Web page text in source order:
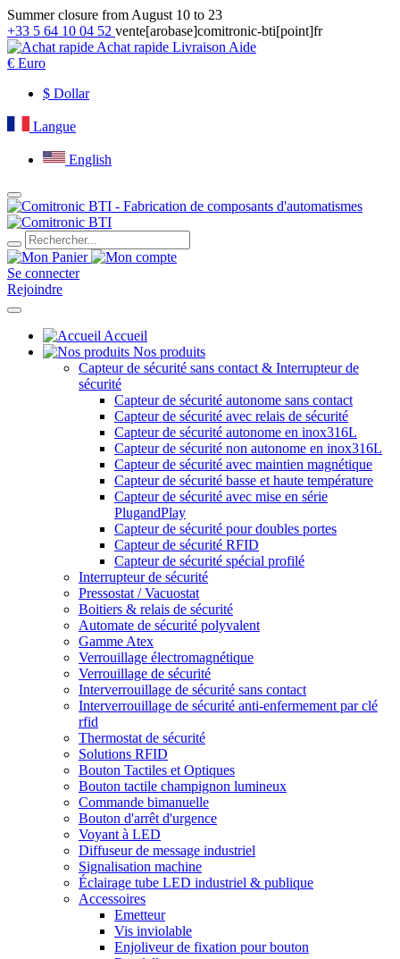
Summer closure from August 10 to 23
+33 5 64 10 04 52 vente[arobase]comitronic-bti[point]fr
Achat rapide Livraison Aide
€ Euro
$ Dollar
Langue
English
Se connecter
Rejoindre
Accueil
Nos produits
Capteur de sécurité sans contact & Interrupteur de
sécurité
Capteur de sécurité autonome sans contact
Capteur de sécurité avec relais de sécurité
Capteur de sécurité autonome en inox316L
Capteur de sécurité non autonome en inox316L
Capteur de sécurité avec maintien magnétique
Capteur de sécurité basse et haute température
Capteur de sécurité avec mise en série
PlugandPlay
Capteur de sécurité pour doubles portes
Capteur de sécurité RFID
Capteur de sécurité spécial profilé
Interrupteur de sécurité
Pressostat / Vacuostat
Boitiers & relais de sécurité
Automate de sécurité polyvalent
Gamme Atex
Verrouillage électromagnétique
Verrouillage de sécurité
Interverrouillage de sécurité sans contact
Interverrouillage de sécurité anti-enfermement par clé
rfid
Thermostat de sécurité
Solutions RFID
Bouton Tactiles et Optiques
Bouton tactile champignon lumineux
Commande bimanuelle
Bouton d'arrêt d'urgence
Voyant à LED
Diffuseur de message industriel
Signalisation machine
Éclairage tube LED industriel & publique
Accessoires
Emetteur
Vis inviolable
Enjoliveur de fixation pour bouton